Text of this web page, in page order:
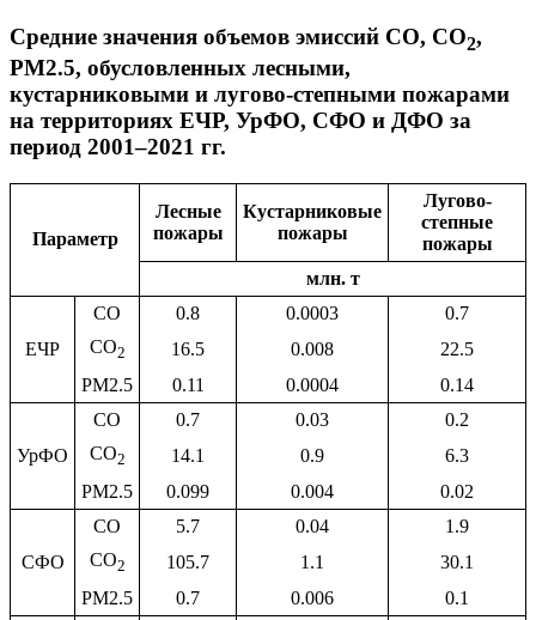
Средние значения объемов эмиссий СО, CO2,
PM2.5, обусловленных лесными,
кустарниковыми и лугово-степными пожарами
на территориях ЕЧР, УрФО, СФО и ДФО за
период 2001–2021 гг.
Параметр
Лесные
пожары
Кустарниковые
пожары
Лугово-
степные
пожары
млн. т
ЕЧР
CO 0.8 0.0003
0.7
CO2 16.5 0.008
22.5
PM2.5
0.11 0.0004 0.14
УрФО
CO 0.7 0.03
0.2
CO2 14.1 0.9
6.3
PM2.5
0.099 0.004 0.02
СФО
CO 5.7 0.04
1.9
CO2 105.7 1.1
30.1
PM2.5
0.7 0.006 0.1